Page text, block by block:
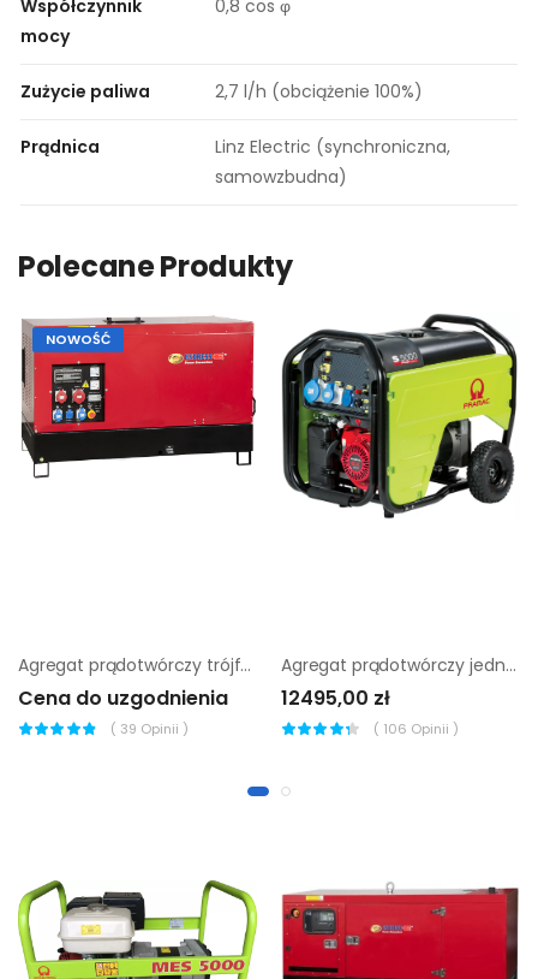
Współczynnik
mocy
0,8 cos φ
Zużycie paliwa 2,7 l/h (obciążenie 100%)
Prądnica
Linz Electric (synchroniczna,
samowzbudna)
Polecane Produkty
NOWOŚĆ
Agregat prądotwórczy trójfazowy Endress ESE 20 YW/MS
Cena do uzgodnienia
( 39 Opinii )
Agregat prądotwórczy jednofazowy Pramac S5000 AVR
12495,00 zł
( 106 Opinii )